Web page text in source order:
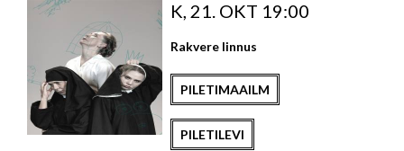
K, 21. OKT 19:00
Rakvere linnus
PILETIMAAILM
PILETILEVI